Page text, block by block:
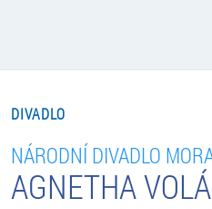
DIVADLO
NÁRODNÍ DIVADLO
AGNETHA